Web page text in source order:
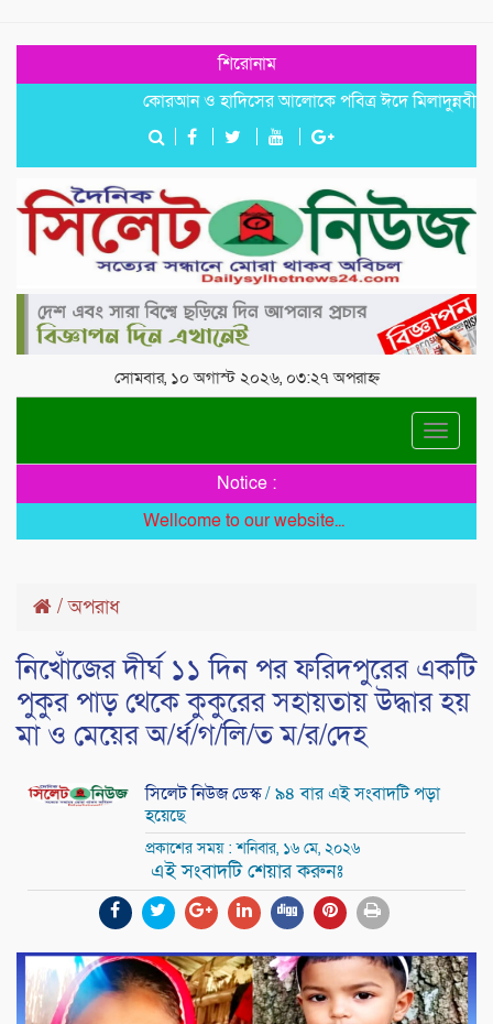
শিরোনাম
কোরআন ও হাদিসের আলোকে পবিত্র ঈদে মিলাদুন্নবী (সাঃ)
সোমবার, ১০ অগাস্ট ২০২৬, ০৩:২৭ অপরাহ্ন
Toggle
Notice :
Wellcome to our website...
/অপরাধ
নিখোঁজের দীর্ঘ ১১ দিন পর ফরিদপুরের একটি
পুকুর পাড় থেকে কুকুরের সহায়তায় উদ্ধার হয়
মা ও মেয়ের অ/র্ধ/গ/লি/ত ম/র/দেহ
সিলেট নিউজ ডেস্ক/ ৯৪ বার এই সংবাদটি পড়া
হয়েছে
প্রকাশের সময় : শনিবার, ১৬ মে, ২০২৬
এই সংবাদটি শেয়ার করুনঃ